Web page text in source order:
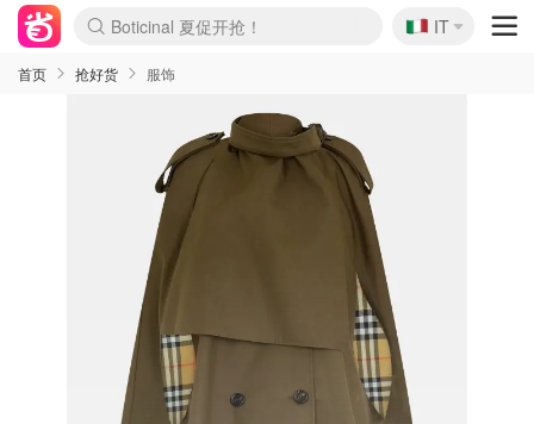
Boticinal 夏促开抢！
4折！lulu周四疯狂上新
速领！Stanley独家85折
Zalando 奥莱闪促！每日更新
🇮🇹
IT
首页 抢好货 服饰